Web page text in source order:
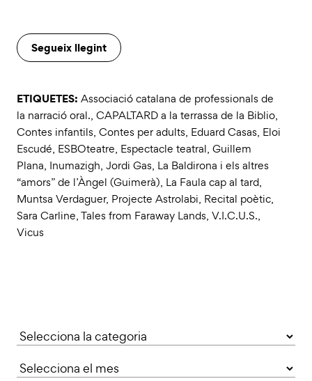
Segueix llegint
ETIQUETES: Associació catalana de professionals de
la narració oral., CAPALTARD a la terrassa de la Biblio,
Contes infantils, Contes per adults, Eduard Casas, Eloi
Escudé, ESBOteatre, Espectacle teatral, Guillem
Plana, Inumazigh, Jordi Gas, La Baldirona i els altres
“amors” de l’Àngel (Guimerà), La Faula cap al tard,
Muntsa Verdaguer, Projecte Astrolabi, Recital poètic,
Sara Carline,Tales from Faraway Lands, V.I.C.U.S.,
Vicus
Categories